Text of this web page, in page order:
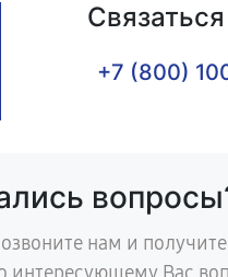
+7 (800)
нам и